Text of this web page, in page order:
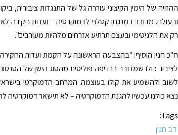
ההזויה של הימין הקיצוני עוררה גל של התנגדות ציבורית,
ובעולם. מדובר במנגנון קטלני לדמוקרטיה – ועדות חקירה
רק את הלגיטימי ובעצם תרתיע אזרחים מלהיות מעורבים".
ח"כ חנין הוסיף: "בהצבעה הראשונה על הקמת ועדות החקירה
לציבור כולו שמדובר ברדיפה פוליטית מהסוג הישן של
לשוב ולהשמיע את קולו בעוצמה. המרחב הדמוקרטי
נצא כולנו עכשיו להגנת הדמוקרטיה – לא תישאר דמוקרטיה
Tags:
דב חנין